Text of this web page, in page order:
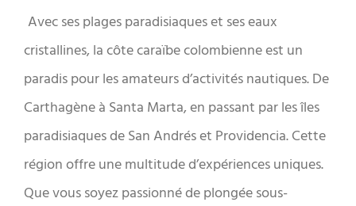
Avec ses plages paradisiaques et ses eaux
cristallines, la côte caraïbe colombienne est un
paradis pour les amateurs d’activités nautiques. De
Carthagène à Santa Marta, en passant par les îles
paradisiaques de San Andrés et Providencia. Cette
région offre une multitude d’expériences uniques.
Que vous soyez passionné de plongée sous-